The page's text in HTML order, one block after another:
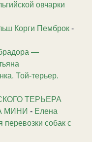
овчарки
Корги Пемброк -
—
Той-терьер.
ТЕРЬЕРА
МИНИ - Елена
перевозки собак с